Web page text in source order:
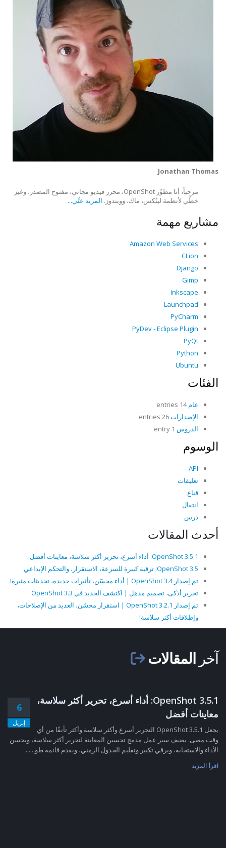
Jonathan Thomas
مرحباً، أنا مطوِّر OpenShot، محرر فيديو مجاني، مفتوح المصدر، وغير
خطَّي لأنظمة لينُكس، ماك، وويندوز. المزيد عنِّي...
مشاريع مهمة
Amazon Web Services
CLion
Django
Gimp
Inkscape
Launchpad
PyCharm
PyDev - Eclipse Plugin
PyQt
Python
Ubuntu
الفئات
عام14 entries
الإصدارات
الدروس
الوسوم
API
تعليقات
قناع
انتقال
درس
أحدث المقالات
OpenShot 3.5.1: أداء أسرع، تحرير أكثر سلاسة، معاينات أفضل
OpenShot 3.5: ترقية كبيرة للسرعة، الاستقرار، والتحكم الإبداعي
تم إصدار OpenShot 3.4 | أداء محسّن، تأثيرات جديدة، تحديثات مثيرة!
تحرير أذكى، تصميم مذهل | اكتشف الجديد في OpenShot 3.3
تم إصدار OpenShot 3.2.1 | استقرار محسّن، العديد من الإصلاحات،
وإطلاقات أكثر سلاسة!
آخر المقالات
6
إبريل
OpenShot 3.5.1: أداء أسرع، تحرير أكثر سلاسة،
معاينات أفضل
يجعل OpenShot 3.5.1 التحرير أسرع وأكثر سلاسة وأكثر تأنقًا من أي
وقت مضى. يضيف سير عمل مدمج تحسين المعاينة لتحرير أكثر سلاسة، ويحسن
الأداء والاستجابة، ويرقي تكبير وتقليم الجدول الزمني، ويقدم قائمة طو......
اقرأ المزيد